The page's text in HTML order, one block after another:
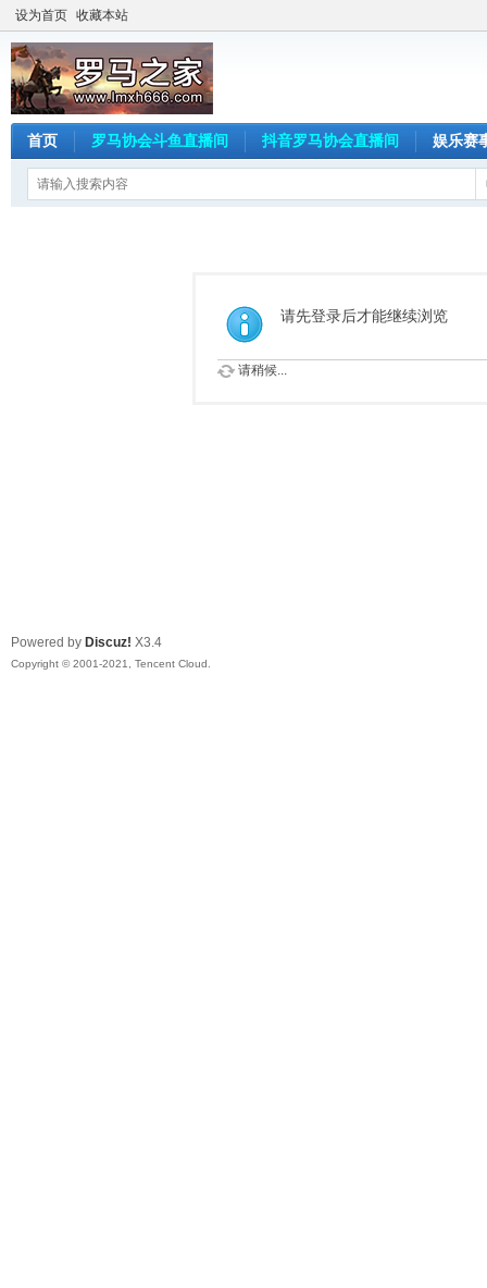
设为首页 收藏本站
首页 罗马协会斗鱼直播间 抖音罗马协会直播间 娱乐赛
请先登录后才能继续浏览
请稍候...
Powered by Discuz! X3.4
Copyright © 2001-2021, Tencent Cloud.